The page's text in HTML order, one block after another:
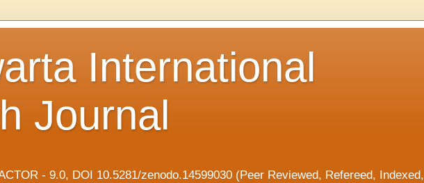
International
Journal
- 9.0, DOI 10.5281/zenodo.14599030 (Peer Reviewed, Refereed, Indexed,